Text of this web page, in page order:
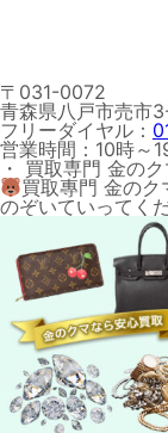
〒031-0072
青森県八戸市売市
フリーダイヤル：
営業時間：10時～
・ 買取専門 金の
買取專門 金のク
のぞいていってく